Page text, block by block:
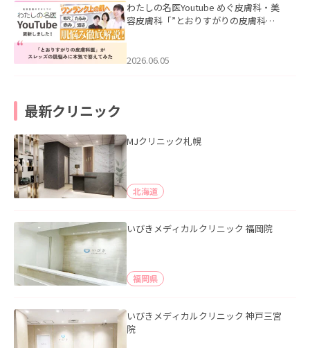
わたしの名医Youtube めぐ皮膚科・美
容皮膚科「”とおりすがりの皮膚科
2026.06.05
最新クリニック
MJクリニック札幌
北海道
いびきメディカルクリニック 福岡院
福岡県
いびきメディカルクリニック 神戸三宮
院